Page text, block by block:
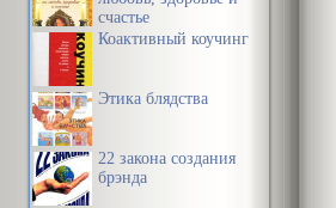
счастье
Коактивный коучинг
Этика блядства
22 закона создания
брэнда